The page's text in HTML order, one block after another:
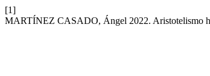
[1]
MARTÍNEZ CASADO, Ángel 2022. Aristotelismo